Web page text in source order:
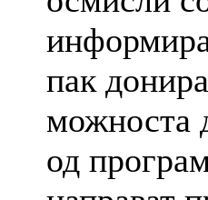
пак
можноста
од